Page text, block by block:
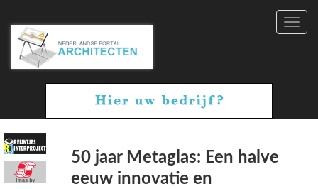
50 jaar Metaglas: Een halve
eeuw innovatie en